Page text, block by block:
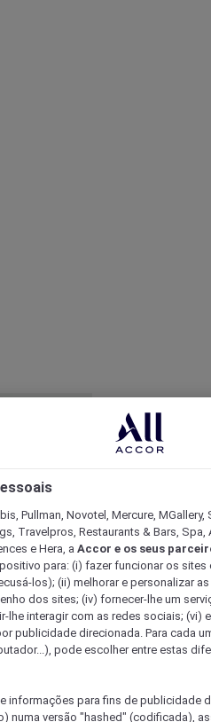
Pullman, Novotel, Mercure,
Travelpros, Restaurants & Bars,
e Hera, a Accor e os seus
para: (i) fazer funcionar os sites
los); (ii) melhorar e personalizar
dos sites; (iv) fornecer-lhe um
lhe interagir com as redes sociais; (vi)
publicidade direcionada. Para cada
pode escolher entre estas
informações para fins de publicidade
numa versão "hashed" (codificada),